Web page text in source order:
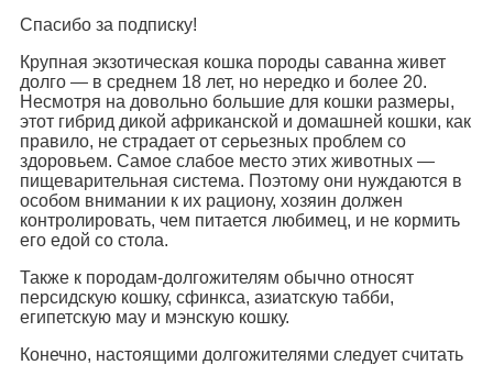
Спасибо за подписку!
Крупная экзотическая кошка породы саванна живет
долго — в среднем 18 лет, но нередко и более 20.
Несмотря на довольно большие для кошки размеры,
этот гибрид дикой африканской и домашней кошки, как
правило, не страдает от серьезных проблем со
здоровьем. Самое слабое место этих животных —
пищеварительная система. Поэтому они нуждаются в
особом внимании к их рациону, хозяин должен
контролировать, чем питается любимец, и не кормить
его едой со стола.
Также к породам-долгожителям обычно относят
персидскую кошку, сфинкса, азиатскую табби,
египетскую мау и мэнскую кошку.
Конечно, настоящими долгожителями следует считать